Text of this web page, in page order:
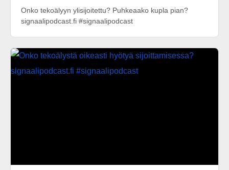
Onko tekoälyyn ylisijoitettu? Puhkeaako kupla pian?
signaalipodcast.fi #signaalipodcast